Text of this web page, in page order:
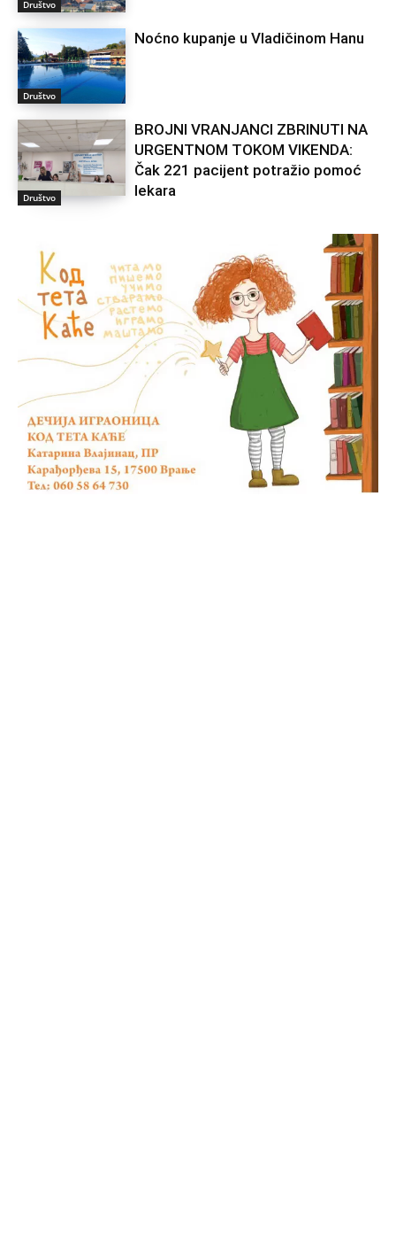
Društvo
Društvo
Noćno kupanje u Vladičinom Hanu
Društvo
BROJNI VRANJANCI ZBRINUTI NA
URGENTNOM TOKOM VIKENDA:
Čak 221 pacijent potražio pomoć
lekara